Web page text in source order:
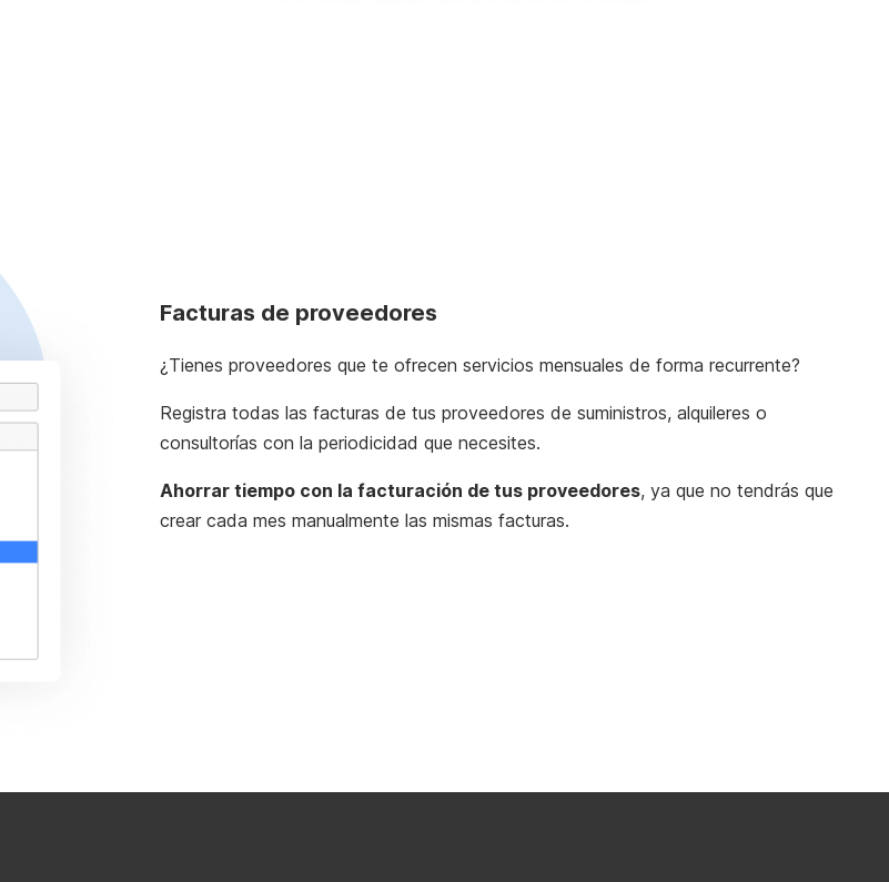
Facturas de proveedores
¿Tienes proveedores que te ofrecen servicios mensuales de forma recurrente?
Registra todas las facturas de tus proveedores de suministros, alquileres o
consultorías con la periodicidad que necesites.
Ahorrar tiempo con la facturación de tus proveedores, ya que no tendrás que
crear cada mes manualmente las mismas facturas.